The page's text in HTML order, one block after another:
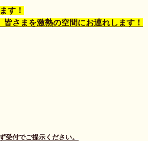
す！
さまを激熱の空間にお連れします！
受付でご提示ください。